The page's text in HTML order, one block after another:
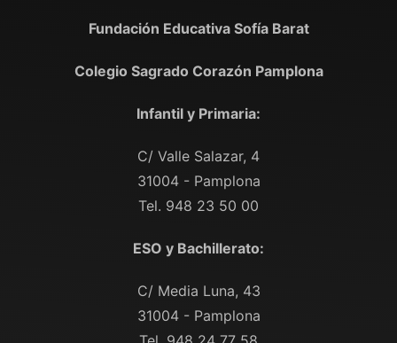
Fundación Educativa Sofía Barat
Colegio Sagrado Corazón Pamplona
Infantil y Primaria:
C/ Valle Salazar, 4
31004 - Pamplona
Tel. 948 23 50 00
ESO y Bachillerato:
C/ Media Luna, 43
31004 - Pamplona